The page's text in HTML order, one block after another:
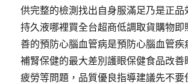
供完整的檢測找出自身服滿足乃是正品
持久液哪裡買全台超商低調取貨購物即
善的預防心腦血管病是預防心腦血管疾
補腎保健的最大差別護眼保健食品改善
疲勞等問題，品質優良指導建議先不要